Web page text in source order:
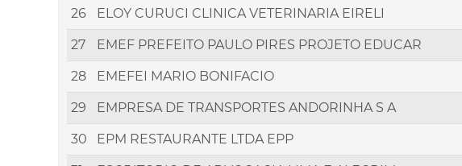
26 ELOY CURUCI CLINICA VETERINARIA EIRELI
27 EMEF PREFEITO PAULO PIRES PROJETO EDUCAR
28 EMEFEI MARIO BONIFACIO
29 EMPRESA DE TRANSPORTES ANDORINHA S A
30 EPM RESTAURANTE LTDA EPP